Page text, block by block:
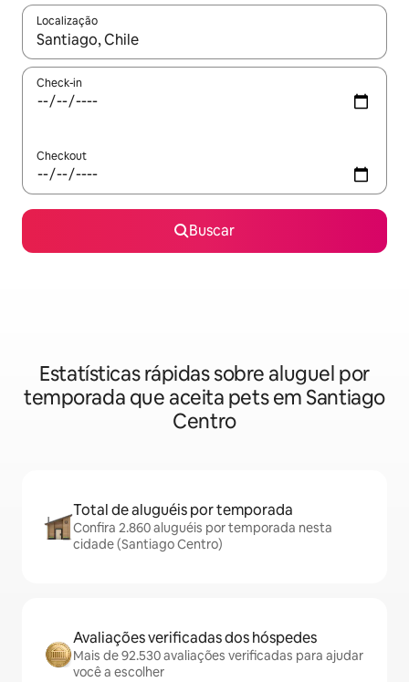
Localização
Quando os resultados estiverem disponíveis, explore-os
Check-in
Checkout
Buscar
Estatísticas rápidas sobre aluguel por
temporada que aceita pets em Santiago
Centro
Total de aluguéis por temporada
Confira 2.860 aluguéis por temporada nesta
cidade (Santiago Centro)
Avaliações verificadas dos hóspedes
Mais de 92.530 avaliações verificadas para ajudar
você a escolher